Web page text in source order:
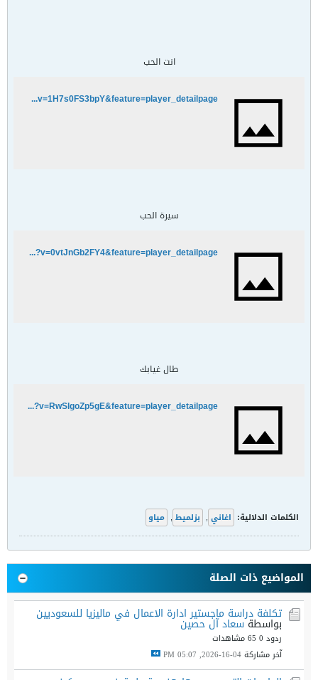
انت الحب
http://www.youtube.com/watch?v=1H7s0FS3bpY&feature=player_detailpage
سيرة الحب
http://www.youtube.com/watch?v=0vtJnGb2FY4&feature=player_detailpage
طال غيابك
http://www.youtube.com/watch?v=RwSlgoZp5gE&feature=player_detailpage
الكلمات الدلالية: اغاني , بزلميط , مياو
المواضيع ذات الصلة
تكلفة دراسة ماجستير ادارة الاعمال في ماليزيا للسعوديين
بواسطةسعاد آل حصين
ردود 0
65 مشاهدات
آخر مشاركة04-16-2026, 05:07 PM